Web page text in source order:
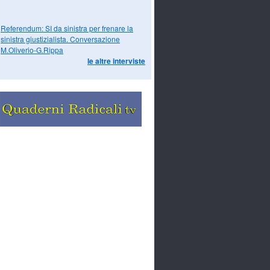
Referendum: SI da sinistra per frenare la
sinistra giustizialista. Conversazione
M.Oliverio-G.Rippa
le altre interviste